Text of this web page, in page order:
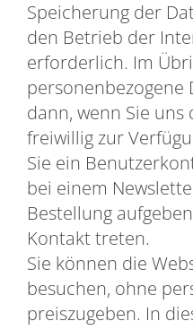
Speicherung der
den Betrieb der
erforderlich. Im
dann, wenn Sie
freiwillig zur
Sie ein
bei einem
Bestellung
Kontakt treten.
Sie können die
besuchen, ohne
preiszugeben. In